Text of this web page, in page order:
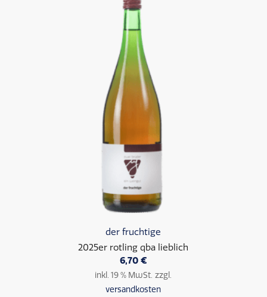
der fruchtige
2025er rotling qba lieblich
6,70 €
inkl. 19 % MwSt. zzgl.
versandkosten